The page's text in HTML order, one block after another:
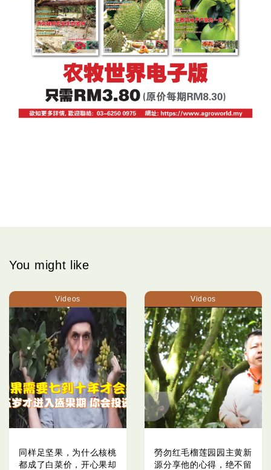
You might like
Videos
同样足坚果，为什么核桃
都成了白菜价，开心果却
Videos
勞勿红毛榴莲园园主黄新
源分享他的心得，绝不留